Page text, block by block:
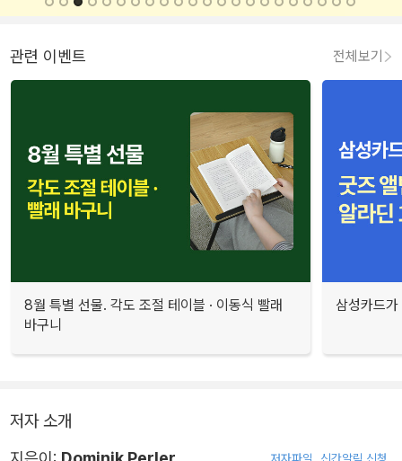
관련 이벤트 전체보기
8월 특별 선물. 각도 조절 테이블 · 이동식 빨래
바구니
삼성카드
저자 소개